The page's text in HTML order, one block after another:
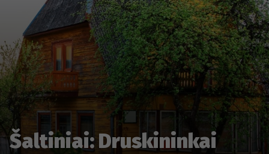
Šaltiniai: Druskininkai